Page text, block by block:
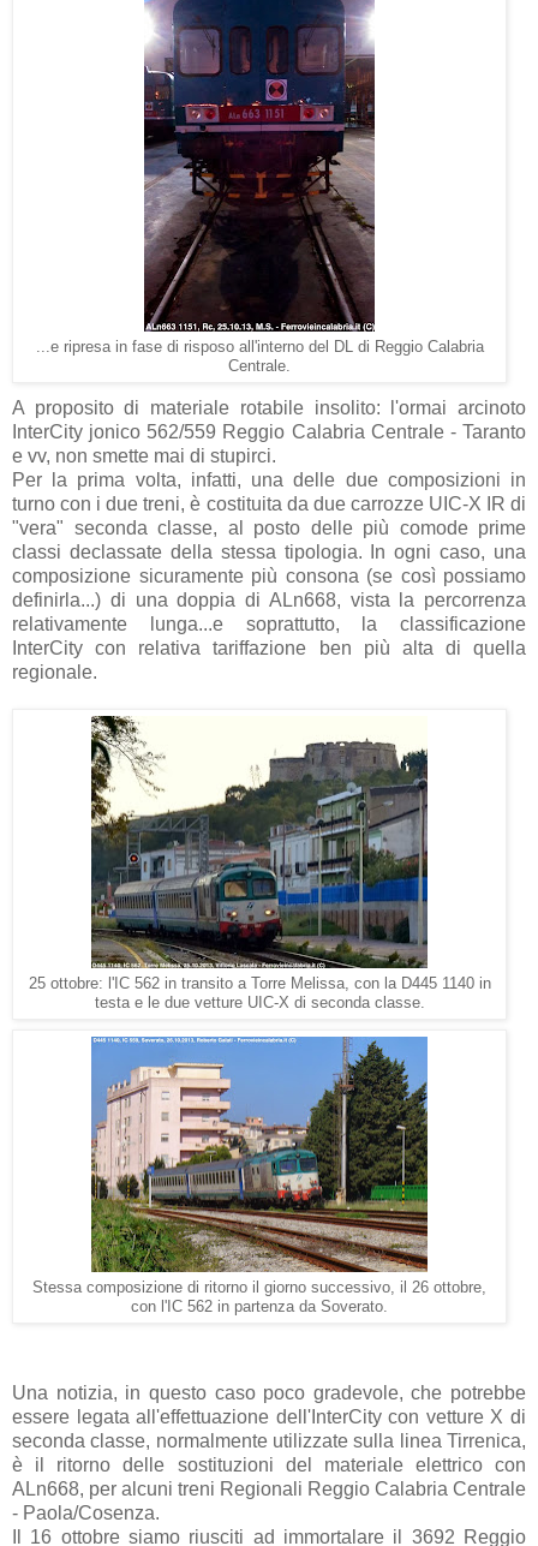
...e ripresa in fase di risposo all'interno del DL di Reggio Calabria
Centrale.
A proposito di materiale rotabile insolito: l'ormai arcinoto
InterCity jonico 562/559 Reggio Calabria Centrale - Taranto
e vv, non smette mai di stupirci.
Per la prima volta, infatti, una delle due composizioni in
turno con i due treni, è costituita da due carrozze UIC-X IR di
"vera" seconda classe, al posto delle più comode prime
classi declassate della stessa tipologia. In ogni caso, una
composizione sicuramente più consona (se così possiamo
definirla...) di una doppia di ALn668, vista la percorrenza
relativamente lunga...e soprattutto, la classificazione
InterCity con relativa tariffazione ben più alta di quella
regionale.
25 ottobre: l'IC 562 in transito a Torre Melissa, con la D445 1140 in
testa e le due vetture UIC-X di seconda classe.
Stessa composizione di ritorno il giorno successivo, il 26 ottobre,
con l'IC 562 in partenza da Soverato.
Una notizia, in questo caso poco gradevole, che potrebbe
essere legata all'effettuazione dell'InterCity con vetture X di
seconda classe, normalmente utilizzate sulla linea Tirrenica,
è il ritorno delle sostituzioni del materiale elettrico con
ALn668, per alcuni treni Regionali Reggio Calabria Centrale
- Paola/Cosenza.
Il 16 ottobre siamo riusciti ad immortalare il 3692 Reggio